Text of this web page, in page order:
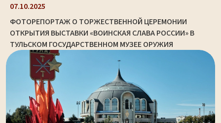
07.10.2025
ФОТОРЕПОРТАЖ О ТОРЖЕСТВЕННОЙ ЦЕРЕМОНИИ
ОТКРЫТИЯ ВЫСТАВКИ «ВОИНСКАЯ СЛАВА РОССИИ» В
ТУЛЬСКОМ ГОСУДАРСТВЕННОМ МУЗЕЕ ОРУЖИЯ